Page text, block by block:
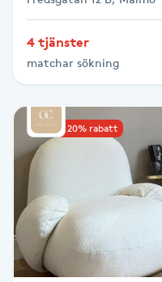
Nagelförlängning silke
Nagelförstärkning
Nagelklippning
Nagelsvamp
Nageltrång
4 tjänster
matchar sökning
Upp till 20% rabatt